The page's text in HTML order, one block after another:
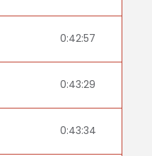
0:42:57
0:43:29
0:43:34